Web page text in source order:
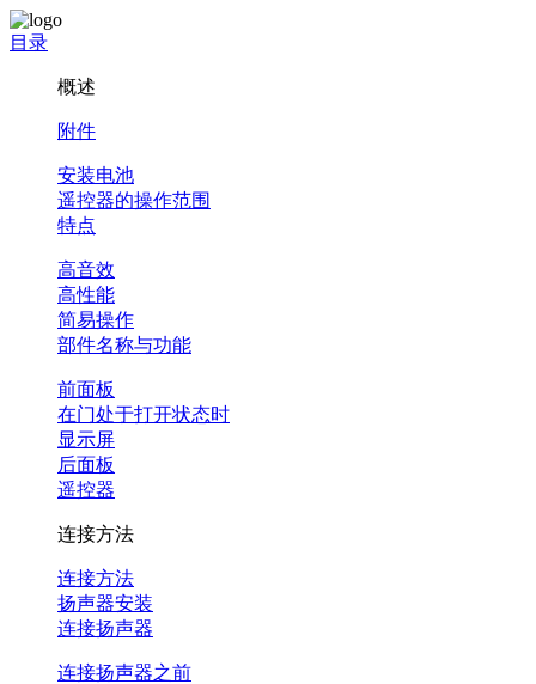
目录
概述
附件
安装电池
遥控器的操作范围
特点
高音效
高性能
简易操作
部件名称与功能
前面板
在门处于打开状态时
显示屏
后面板
遥控器
连接方法
连接方法
扬声器安装
连接扬声器
连接扬声器之前